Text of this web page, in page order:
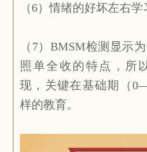
（6）情绪的好坏左右学
（7）BMSM检测显示
照单全收的特点，所
现，关键在基础期（
样的教育。